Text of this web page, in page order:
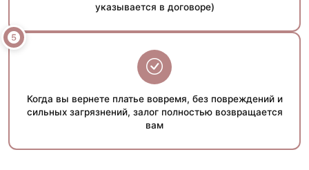
указывается в договоре)
Когда вы вернете платье вовремя, без повреждений и
сильных загрязнений, залог полностью возвращается
вам